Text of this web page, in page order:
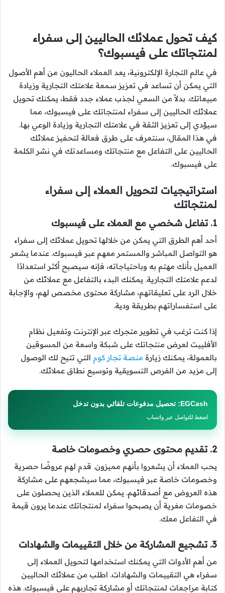
كيف تحول عملائك الحاليين إلى سفراء
لمنتجاتك على فيسبوك؟
في عالم التجارة الإلكترونية، يعد العملاء الحاليون من أهم الأصول
التي يمكن أن تساعد في تعزيز سمعة علامتك التجارية وزيادة
مبيعاتك. بدلاً من السعي لجذب عملاء جدد فقط، يمكنك تحويل
عملائك الحاليين إلى سفراء لمنتجاتك على فيسبوك، مما
سيؤدي إلى تعزيز الثقة في علامتك التجارية وزيادة الوعي بها.
في هذا المقال، سنتعرف على طرق فعالة لتحفيز عملائك
الحاليين على التفاعل مع منتجاتك ومساعدتك في نشر الكلمة
على فيسبوك.
استراتيجيات لتحويل العملاء إلى سفراء
لمنتجاتك
1. تفاعل شخصي مع العملاء على فيسبوك
أحد أهم الطرق التي يمكن من خلالها تحويل عملائك إلى سفراء
هو التواصل المباشر والمستمر معهم عبر فيسبوك. عندما يشعر
العميل بأنك مهتم به وباحتياجاته، فإنه سيصبح أكثر استعدادًا
لدعم علامتك التجارية. يمكنك البدء بالتفاعل مع عملائك من
خلال الرد على تعليقاتهم، مشاركة محتوى مخصص لهم، والإجابة
على استفساراتهم بطريقة ودية.
إذا كنت ترغب في تطوير متجرك عبر الإنترنت وتفعيل نظام
الأفلييت لعرض منتجاتك على شبكة واسعة من المسوقين
بالعمولة، يمكنك زيارة منصة تجار كوم التي تتيح لك الوصول
إلى مزيد من الفرص التسويقية وتوسيع نطاق عملائك.
EGCash: تحصيل مدفوعات تلقائي بدون تدخل
اضغط للتواصل عبر واتساب
2. تقديم محتوى حصري وخصومات خاصة
يحب العملاء أن يشعروا بأنهم مميزون. قدم لهم عروضًا حصرية
وخصومات خاصة عبر فيسبوك، مما سيشجعهم على مشاركة
هذه العروض مع أصدقائهم. يمكن للعملاء الذين يحصلون على
خصومات مغرية أن يصبحوا سفراء لمنتجاتك عندما يرون قيمة
في التفاعل معك.
3. تشجيع المشاركة من خلال التقييمات والشهادات
من أهم الأدوات التي يمكنك استخدامها لتحويل العملاء إلى
سفراء هي التقييمات والشهادات. اطلب من عملائك الحاليين
كتابة مراجعات لمنتجاتك أو مشاركة تجاربهم على فيسبوك. هذه